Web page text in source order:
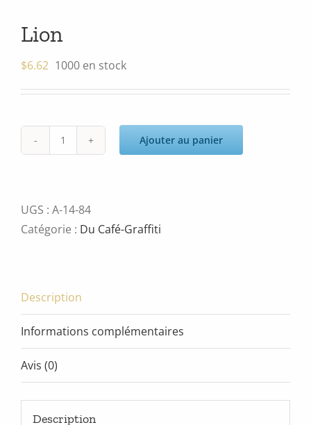
Lion
$6.62 1000 en stock
quantité
Ajouter au panier
UGS : A-14-84
Catégorie : Du Café-Graffiti
Description
Informations complémentaires
Avis (0)
Description